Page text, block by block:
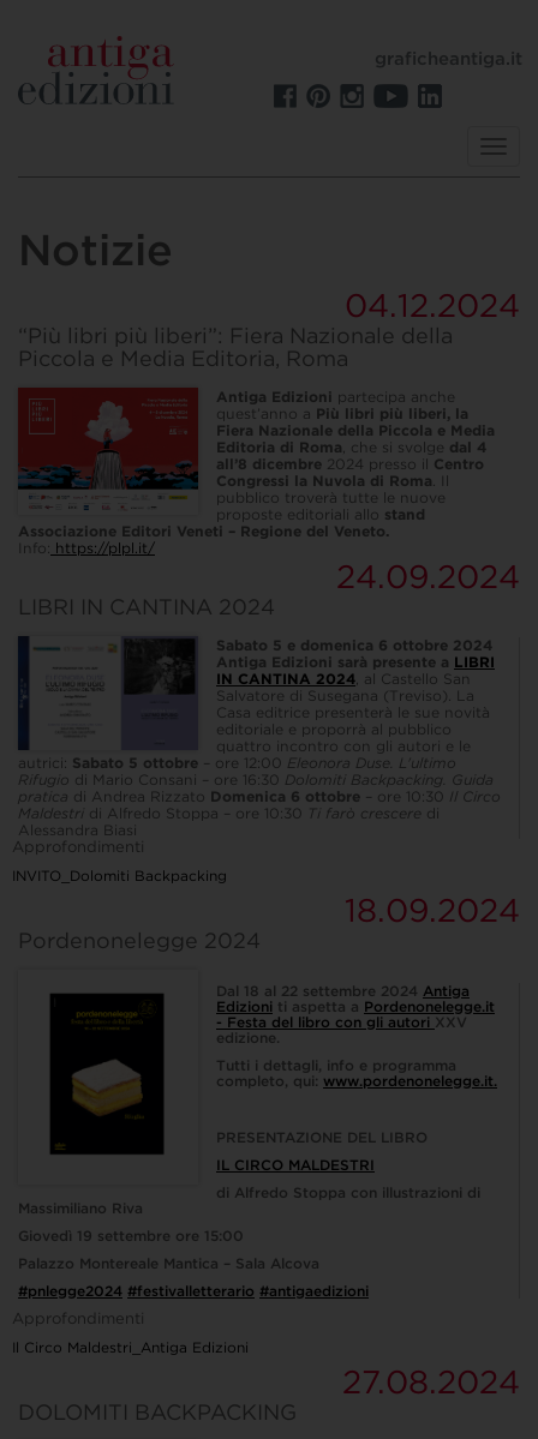
graficheantiga.it
Notizie
04.12.2024
“Più libri più liberi”: Fiera Nazionale della
Piccola e Media Editoria, Roma
Antiga Edizioni partecipa anche
quest’anno a Più libri più liberi, la
Fiera Nazionale della Piccola e Media
Editoria di Roma, che si svolge dal 4
all’8 dicembre 2024 presso il Centro
Congressi la Nuvola di Roma. Il
pubblico troverà tutte le nuove
proposte editoriali allo stand
Associazione Editori Veneti – Regione del Veneto.
Info: https://plpl.it/
24.09.2024
LIBRI IN CANTINA 2024
Sabato 5 e domenica 6 ottobre 2024
Antiga Edizioni sarà presente a LIBRI
IN CANTINA 2024, al Castello San
Salvatore di Susegana (Treviso). La
Casa editrice presenterà le sue novità
editoriale e proporrà al pubblico
quattro incontro con gli autori e le
autrici: Sabato 5 ottobre – ore 12:00 Eleonora Duse. L'ultimo
Rifugio di Mario Consani – ore 16:30 Dolomiti Backpacking. Guida
pratica di Andrea Rizzato Domenica 6 ottobre – ore 10:30 Il Circo
Maldestri di Alfredo Stoppa – ore 10:30 Ti farò crescere di
Alessandra Biasi
Approfondimenti
INVITO_Dolomiti Backpacking
18.09.2024
Pordenonelegge 2024
Dal 18 al 22 settembre 2024 Antiga
Edizioni ti aspetta a Pordenonelegge.it
- Festa del libro con gli autori XXV
edizione.
Tutti i dettagli, info e programma
completo, qui: www.pordenonelegge.it.
PRESENTAZIONE DEL LIBRO
IL CIRCO MALDESTRI
di Alfredo Stoppa con illustrazioni di
Massimiliano Riva
Giovedì 19 settembre ore 15:00
Palazzo Montereale Mantica – Sala Alcova
#pnlegge2024 #festivalletterario #antigaedizioni
Approfondimenti
Il Circo Maldestri_Antiga Edizioni
27.08.2024
DOLOMITI BACKPACKING